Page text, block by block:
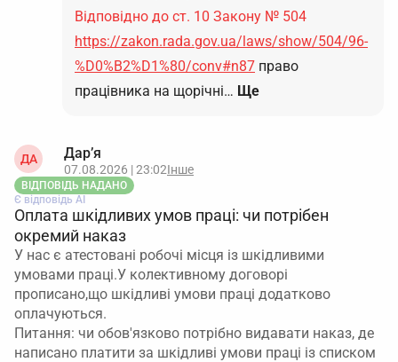
Відповідно до ст. 10 Закону № 504
https://zakon.rada.gov.ua/laws/show/504/96-
%D0%B2%D1%80/conv#n87 право
працівника на щорічні… Ще
ДА Дар’я
07.08.2026 | 23:02Інше
ВІДПОВІДЬ НАДАНО
Є відповідь АІ
Оплата шкідливих умов праці: чи потрібен
окремий наказ
У нас є атестовані робочі місця із шкідливими
умовами праці.У колективному договорі
прописано,що шкідливі умови праці додатково
оплачуються.
Питання: чи обов'язково потрібно видавати наказ, де
написано платити за шкідливі умови праці із списком